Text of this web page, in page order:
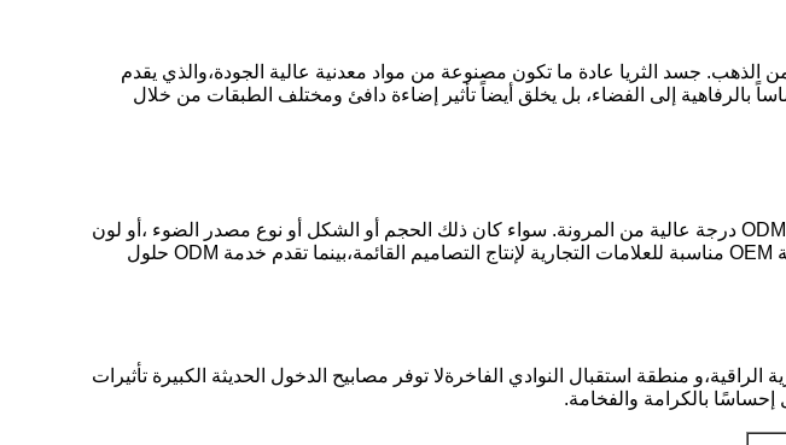
الذهب. جسد الثريا عادة ما تكون مصنوعة من مواد معدنية عالية الجودة،والذي يقدم
بالرفاهية إلى الفضاء، بل يخلق أيضاً تأثير إضاءة دافئ ومختلف الطبقات من خلال
بالنسبة للعملاء الذين يبحثون عن تصاميم فريدة وتخصيص العلامة التجارية ، توفر خدمات OEM و ODM درجة عالية من المرونة. سواء كان ذلك الحجم أو الشكل أو نوع مصدر الضوء ،أو لون
الطلاء الذهبي من مصباح المدخل الكبير الحديث، يمكن تخصيصها لاحتياجات العملاء المحددة. خدمة OEM مناسبة للعلامات التجارية لإنتاج التصاميم القائمة،بينما تقدم خدمة ODM حلول
منطقة استقبال النوادي الفاخرةلا توفر مصابيح الدخول الحديثة الكبيرة تأثيرات
بالكرامة والفخامة.